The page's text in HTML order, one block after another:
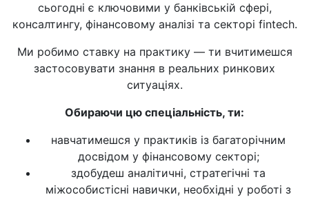
сьогодні є ключовими у банківській сфері,
консалтингу, фінансовому аналізі та секторі fintech.
Ми робимо ставку на практику — ти вчитимешся
застосовувати знання в реальних ринкових
ситуаціях.
Обираючи цю спеціальність, ти:
навчатимешся у практиків із багаторічним
досвідом у фінансовому секторі;
здобудеш аналітичні, стратегічні та
міжособистісні навички, необхідні у роботі з